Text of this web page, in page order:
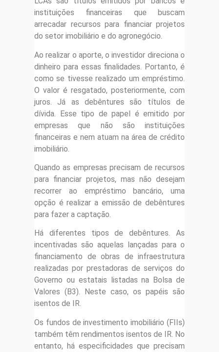
instituições financeiras que buscam
arrecadar recursos para financiar projetos
do setor imobiliário e do agronegócio.
Ao realizar o aporte, o investidor direciona o
dinheiro para essas finalidades. Portanto, é
como se tivesse realizado um empréstimo.
O valor é resgatado, posteriormente, com
juros. Já as debêntures são títulos de
dívida. Esse tipo de papel é emitido por
empresas que não são instituições
financeiras e nem atuam na área de crédito
imobiliário.
Quando as empresas precisam de recursos
para financiar projetos, mas não desejam
recorrer ao empréstimo bancário, uma
opção é realizar a emissão de debêntures
para fazer a captação.
Há diferentes tipos de debêntures. As
incentivadas são aquelas lançadas para o
financiamento de obras de infraestrutura
realizadas por prestadoras de serviços do
Governo ou estatais listadas na Bolsa de
Valores (B3). Neste caso, os papéis são
isentos de IR.
Os fundos de investimento imobiliário (FIIs)
também têm rendimentos isentos de IR. No
entanto, há especificidades que precisam